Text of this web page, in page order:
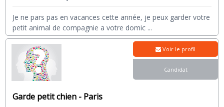
Je ne pars pas en vacances cette année, je peux garder votre
petit animal de compagnie a votre domic ...
Garde petit chien - Paris
Voir le profil
Candidat